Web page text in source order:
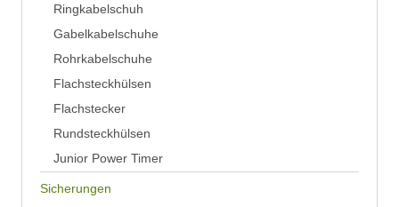
Ringkabelschuh
Gabelkabelschuhe
Rohrkabelschuhe
Flachsteckhülsen
Flachstecker
Rundsteckhülsen
Junior Power Timer
Sicherungen